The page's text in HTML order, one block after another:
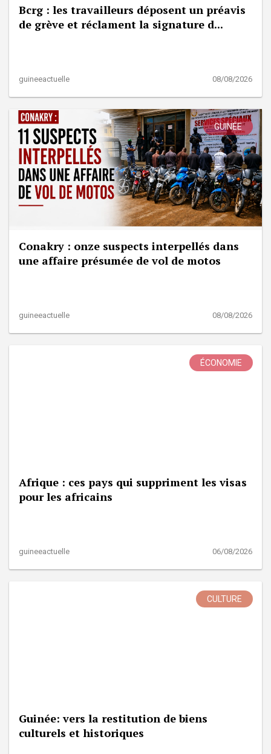
Bcrg : les travailleurs déposent un préavis
de grève et réclament la signature d...
guineeactuelle 08/08/2026
GUINÉE
Conakry : onze suspects interpellés dans
une affaire présumée de vol de motos
guineeactuelle 08/08/2026
ÉCONOMIE
Afrique : ces pays qui suppriment les visas
pour les africains
guineeactuelle 06/08/2026
CULTURE
Guinée: vers la restitution de biens
culturels et historiques